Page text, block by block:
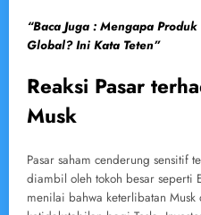
“Baca Juga : Mengapa
Global? Ini Kata Teten”
Reaksi Pasar
Musk
Pasar saham cenderung sensitif
diambil oleh tokoh besar seperti
menilai bahwa keterlibatan